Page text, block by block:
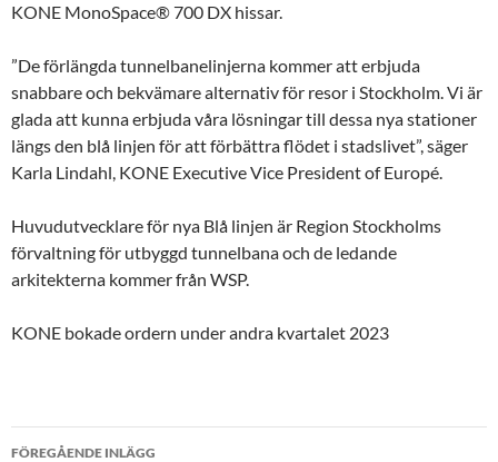
KONE MonoSpace® 700 DX hissar.
”De förlängda tunnelbanelinjerna kommer att erbjuda
snabbare och bekvämare alternativ för resor i Stockholm. Vi är
glada att kunna erbjuda våra lösningar till dessa nya stationer
längs den blå linjen för att förbättra flödet i stadslivet”, säger
Karla Lindahl, KONE Executive Vice President of Europé.
Huvudutvecklare för nya Blå linjen är Region Stockholms
förvaltning för utbyggd tunnelbana och de ledande
arkitekterna kommer från WSP.
KONE bokade ordern under andra kvartalet 2023
Inläggsnavigering
FÖREGÅENDE INLÄGG